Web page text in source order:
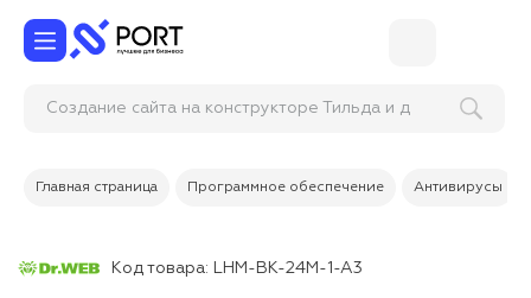
Создание сайта на конструкторе Т
Главная страница Программное обеспечение Антивирусы
Код товара: LHM-BK-24M-1-A3